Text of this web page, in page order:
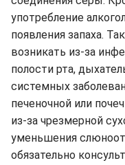
употребление
появления запаха.
возникать из-за
полости рта,
системных
печеночной или
из-за чрезмерной
уменьшения
обязательно